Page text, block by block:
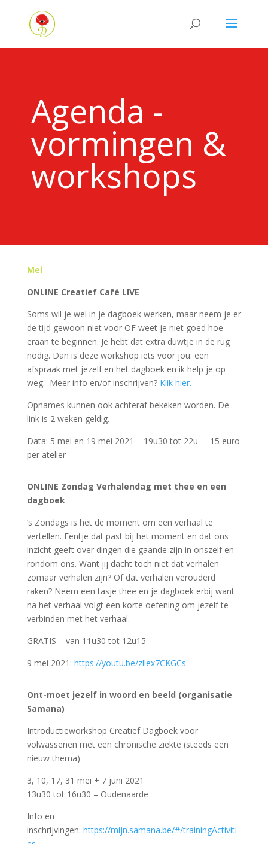
Agenda -
vormingen &
workshops
Mei
ONLINE Creatief Café LIVE
Soms wil je wel in je dagboek werken, maar neem je er
de tijd gewoon niet voor OF weet je niet goed hoe
eraan te beginnen. Je hebt dat extra duwtje in de rug
nodig. Dan is deze workshop iets voor jou: een
afspraak met jezelf en het dagboek en ik help je op
weg. Meer info en/of inschrijven? Klik hier.
Opnames kunnen ook achteraf bekeken worden. De
link is 2 weken geldig.
Data: 5 mei en 19 mei 2021 – 19u30 tot 22u – 15 euro
per atelier
ONLINE Zondag Verhalendag met thee en een
dagboek
‘s Zondags is het de moment om een verhaal te
vertellen. Eentje dat past bij het moment en dat ons
inzicht geeft over dingen die gaande zijn in onszelf en
rondom ons. Want jij dacht toch niet dat verhalen
zomaar verhalen zijn? Of dat verhalen verouderd
raken? Neem een tasje thee en je dagboek erbij want
na het verhaal volgt een korte oefening om jezelf te
verbinden met het verhaal.
GRATIS – van 11u30 tot 12u15
9 mei 2021: https://youtu.be/zllex7CKGCs
Ont-moet jezelf in woord en beeld (organisatie
Samana)
Introductieworkshop Creatief Dagboek voor
volwassenen met een chronische ziekte (steeds een
nieuw thema)
3, 10, 17, 31 mei + 7 juni 2021
13u30 tot 16u30 – Oudenaarde
Info en
inschrijvingen: https://mijn.samana.be/#/trainingActiviti